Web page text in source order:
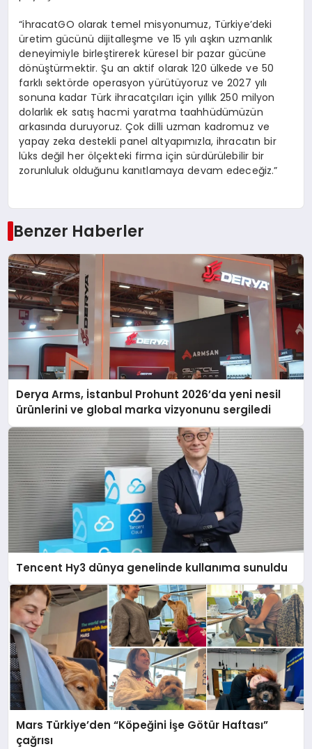
“ihracatGO olarak temel misyonumuz, Türkiye’deki
üretim gücünü dijitalleşme ve 15 yılı aşkın uzmanlık
deneyimiyle birleştirerek küresel bir pazar gücüne
dönüştürmektir. Şu an aktif olarak 120 ülkede ve 50
farklı sektörde operasyon yürütüyoruz ve 2027 yılı
sonuna kadar Türk ihracatçıları için yıllık 250 milyon
dolarlık ek satış hacmi yaratma taahhüdümüzün
arkasında duruyoruz. Çok dilli uzman kadromuz ve
yapay zeka destekli panel altyapımızla, ihracatın bir
lüks değil her ölçekteki firma için sürdürülebilir bir
zorunluluk olduğunu kanıtlamaya devam edeceğiz.”
Benzer Haberler
Derya Arms, İstanbul Prohunt 2026’da yeni nesil
ürünlerini ve global marka vizyonunu sergiledi
Tencent Hy3 dünya genelinde kullanıma sunuldu
Mars Türkiye’den “Köpeğini İşe Götür Haftası”
çağrısı